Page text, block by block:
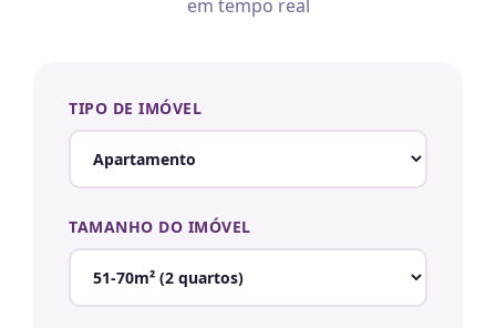
em tempo real
TIPO DE IMÓVEL
TAMANHO DO IMÓVEL